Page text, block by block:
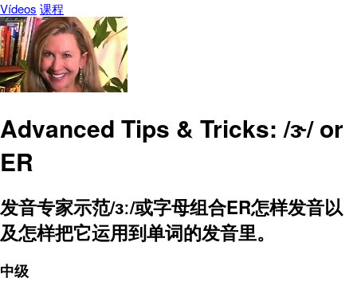
Vídeos 课程
Advanced Tips & Tricks: /ɝ/ or
ER
发音专家示范/ɜː/或字母组合ER怎样发音以
及怎样把它运用到单词的发音里。
中级